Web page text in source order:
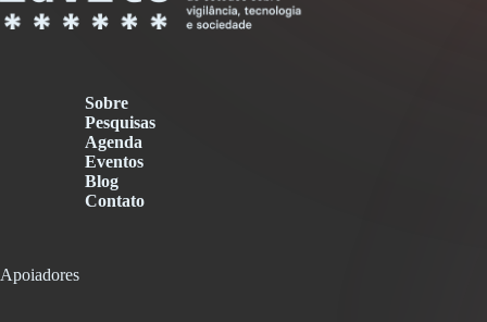
Sobre
Pesquisas
Agenda
Eventos
Blog
Contato
Apoiadores